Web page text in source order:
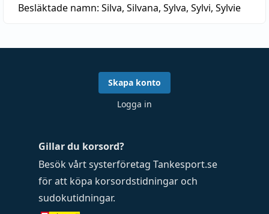
Besläktade namn: Silva, Silvana, Sylva, Sylvi, Sylvie
Gillar du korsord?
Besök vårt systerföretag Tankesport.se
för att köpa korsordstidningar och
sudokutidningar.
Skapa konto
Logga in